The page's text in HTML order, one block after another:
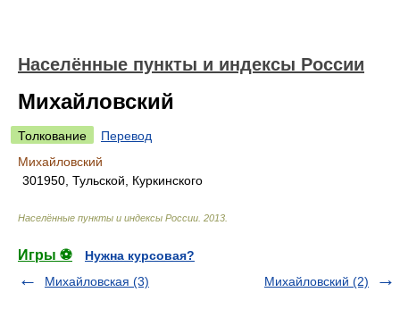
Населённые пункты и индексы России
Михайловский
Толкование
Перевод
Михайловский
301950, Тульской, Куркинского
Населённые пункты и индексы России 2013
Игры ⚽
Нужна курсовая?
Михайловская (3)
Михайловский (2)